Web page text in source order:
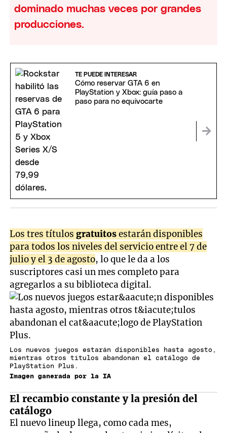
dominado muchas veces por grandes
producciones.
TE PUEDE INTERESAR
Cómo reservar GTA 6 en
PlayStation y Xbox: guía paso a
paso para no equivocarte
Los tres títulosgratuitosestarán disponibles
para todos los niveles del servicio entre el 7 de
julio y el 3 de agosto, lo que le da a los
suscriptores casi un mes completo para
agregarlos a su biblioteca digital.
Los nuevos juegos estarán disponibles hasta agosto,
mientras otros títulos abandonan el catálogo de
PlayStation Plus.
Imagen ganerada por la IA
El recambio constante y la presión del
catálogo
El nuevo lineup llega, como cada mes,